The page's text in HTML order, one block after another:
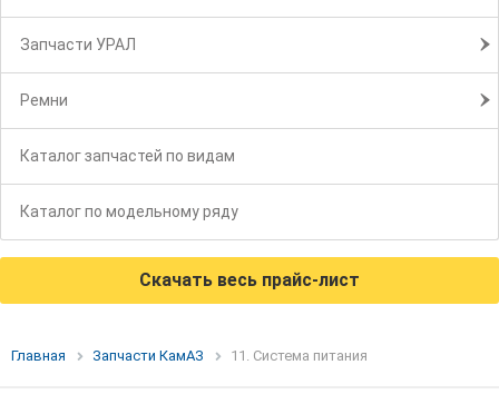
Запчасти УРАЛ
Ремни
Каталог запчастей по видам
Каталог по модельному ряду
Скачать весь прайс-лист
Главная Запчасти КамАЗ 11. Система питания